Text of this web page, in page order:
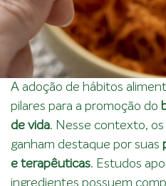
A adoção de hábitos
pilares para a promoção do
de vida. Nesse contexto,
ganham destaque por suas
e terapêuticas. Estudos
ingredientes possuem